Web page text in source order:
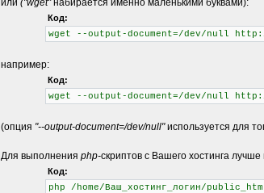
или ("wget"набирается именно маленькими буквами):
Код:
wget --output-document=/dev/null http://
например:
Код:
wget --output-document=/dev/null
(опция "--output-document=/dev/null"используется для
Для выполнения php-скриптов с Вашего хостинга
Код:
php /home/Ваш_хостинг_логин/